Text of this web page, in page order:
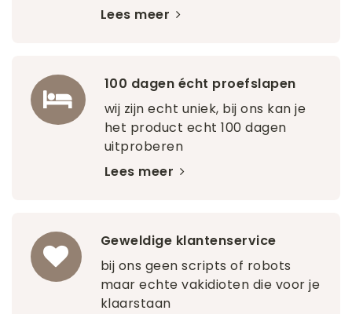
Lees meer
100 dagen écht proefslapen
wij zijn echt uniek, bij ons kan je
het product echt 100 dagen
uitproberen
Lees meer
Geweldige klantenservice
bij ons geen scripts of robots
maar echte vakidioten die voor je
klaarstaan